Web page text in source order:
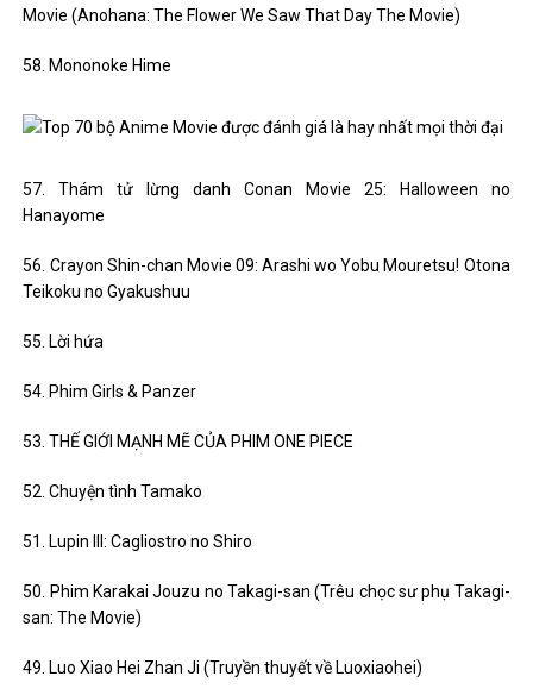
Movie (Anohana: The Flower We Saw That Day The Movie)
58. Mononoke Hime
57. Thám tử lừng danh Conan Movie 25: Halloween no
Hanayome
56. Crayon Shin-chan Movie 09: Arashi wo Yobu Mouretsu! Otona
Teikoku no Gyakushuu
55. Lời hứa
54. Phim Girls & Panzer
53. THẾ GIỚI MẠNH MẼ CỦA PHIM ONE PIECE
52. Chuyện tình Tamako
51. Lupin III: Cagliostro no Shiro
50. Phim Karakai Jouzu no Takagi-san (Trêu chọc sư phụ Takagi-
san: The Movie)
49. Luo Xiao Hei Zhan Ji (Truyền thuyết về Luoxiaohei)